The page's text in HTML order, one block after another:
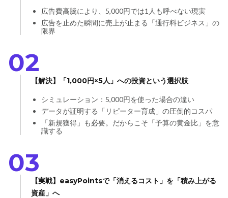
広告費高騰により、5,000円では1人も呼べない現実
広告を止めた瞬間に売上が止まる「通行料ビジネス」の
限界
02
【解決】「1,000円×5人」への投資という選択肢
シミュレーション：5,000円を使った場合の違い
データが証明する「リピーター育成」の圧倒的コスパ
「新規獲得」も必要。だからこそ「予算の黄金比」を意
識する
03
【実戦】easyPointsで「消えるコスト」を「積み上がる
資産」へ